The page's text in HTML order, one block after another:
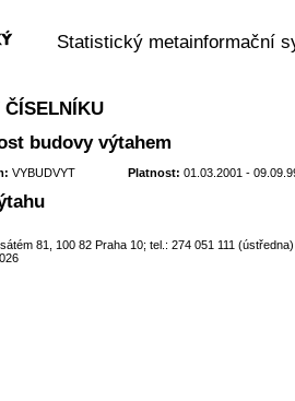
Statistický metainformační
ČÍSELNÍKU
budovy výtahem
VYBUDVYT Platnost: 01.03.2001 -
81, 100 82 Praha 10; tel.: 274 051 111 (ústředna)